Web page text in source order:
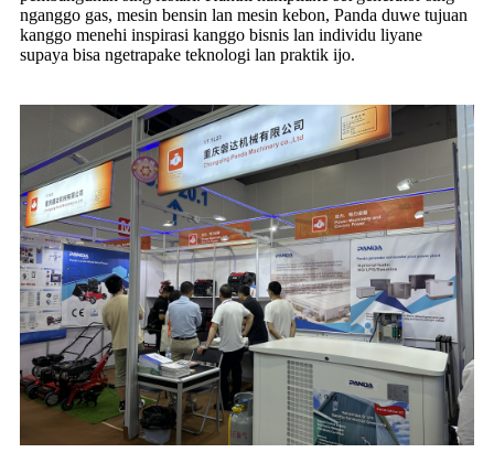
nganggo gas, mesin bensin lan mesin kebon, Panda duwe tujuan
kanggo menehi inspirasi kanggo bisnis lan individu liyane
supaya bisa ngetrapake teknologi lan praktik ijo.